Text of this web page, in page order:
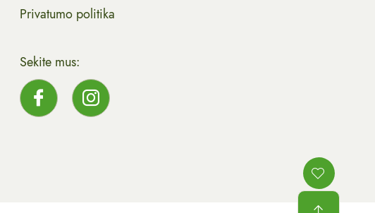
Privatumo politika
Sekite mus: